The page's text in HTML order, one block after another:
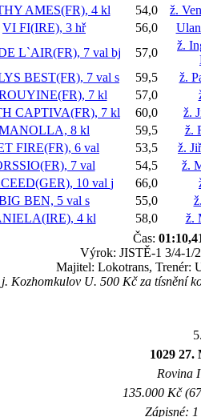
AMES(FR), 4 kl 54,0
ž.
VI FI(IRE), 3 hř 56,0
L`AIR(FR), 7 val bj 57,0
ž.
BEST(FR), 7 val s 59,5
ž.
7 kl 57,0
CAPTIVA(FR), 7 kl 60,0
ž.
8 kl 59,5
ž.
FIRE(FR), 6 val 53,5
ž.
7 val 54,5
ž.
10 val j 66,0
BEN, 5 val s 55,0
4 kl 58,0
ž.
Čas:
Výrok: JISTĚ-1 3/4-1/
Majitel: Lokotrans, Trenér:
j. Kozhomkulov U. 500 Kč za tísnění
1029
Rovina
135.000 Kč
Zápisné: